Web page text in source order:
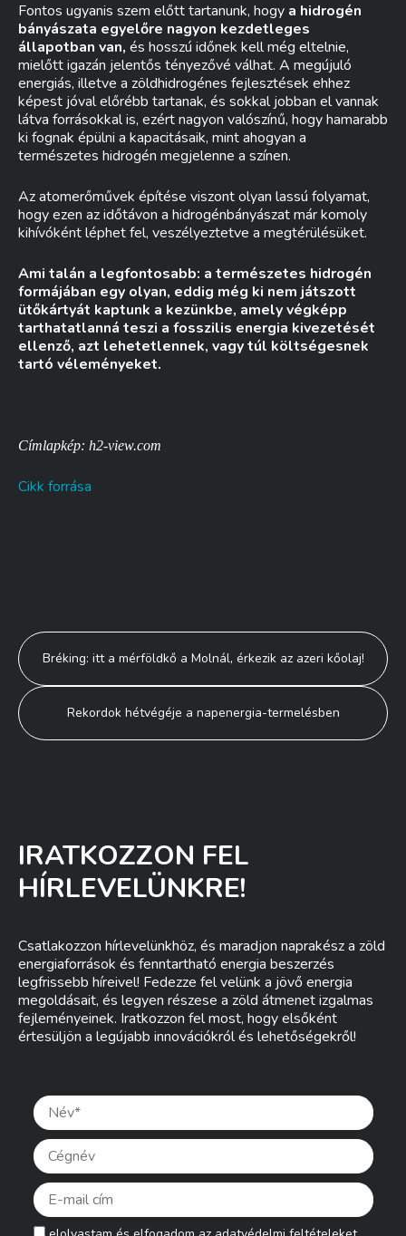
Fontos ugyanis szem előtt tartanunk, hogy a hidrogén
bányászata egyelőre nagyon kezdetleges
állapotban van, és hosszú időnek kell még eltelnie,
mielőtt igazán jelentős tényezővé válhat. A megújuló
energiás, illetve a zöldhidrogénes fejlesztések ehhez
képest jóval előrébb tartanak, és sokkal jobban el vannak
látva forrásokkal is, ezért nagyon valószínű, hogy hamarabb
ki fognak épülni a kapacitásaik, mint ahogyan a
természetes hidrogén megjelenne a színen.
Az atomerőművek építése viszont olyan lassú folyamat,
hogy ezen az időtávon a hidrogénbányászat már komoly
kihívóként léphet fel, veszélyeztetve a megtérülésüket.
Ami talán a legfontosabb: a természetes hidrogén
formájában egy olyan, eddig még ki nem játszott
ütőkártyát kaptunk a kezünkbe, amely végképp
tarthatatlanná teszi a fosszilis energia kivezetését
ellenző, azt lehetetlennek, vagy túl költségesnek
tartó véleményeket.
Címlapkép: h2-view.com
Cikk forrása
Bejegyzés
navigáció
Bréking: itt a mérföldkő a Molnál, érkezik az azeri kőolaj!
Rekordok hétvégéje a napenergia-termelésben
IRATKOZZON FEL
HÍRLEVELÜNKRE!
Csatlakozzon hírlevelünkhöz, és maradjon naprakész a zöld
energiaforrások és fenntartható energia beszerzés
legfrissebb híreivel! Fedezze fel velünk a jövő energia
megoldásait, és legyen részese a zöld átmenet izgalmas
fejleményeinek. Iratkozzon fel most, hogy elsőként
értesüljön a legújabb innovációkról és lehetőségekről!